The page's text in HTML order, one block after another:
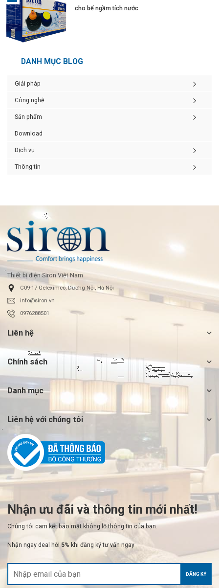
cho bể ngầm tích nước
DANH MỤC BLOG
Giải pháp
Công nghệ
Sản phẩm
Download
Dịch vụ
Thông tin
Thiết bị điện Siron Việt Nam
C09-17 Geleximco, Dương Nội, Hà Nội
info@siron.vn
0976288501
Liên hệ
Chính sách
Danh mục
Liên hệ với chúng tôi
Nhận ưu đãi và thông tin mới nhất!
Chúng tôi cam kết bảo mật không lộ thông tin của bạn.
Nhận ngay deal hời 5% khi đăng ký tư vấn ngay
ĐĂNG KÝ